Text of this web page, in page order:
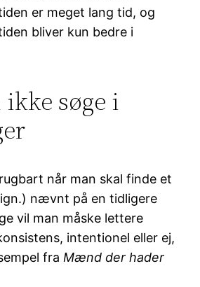
er meget lang tid, og
bliver kun bedre i
søge i
når man skal finde et
nævnt på en tidligere
vil man måske lettere
intentionel eller ej,
fra Mænd der hader